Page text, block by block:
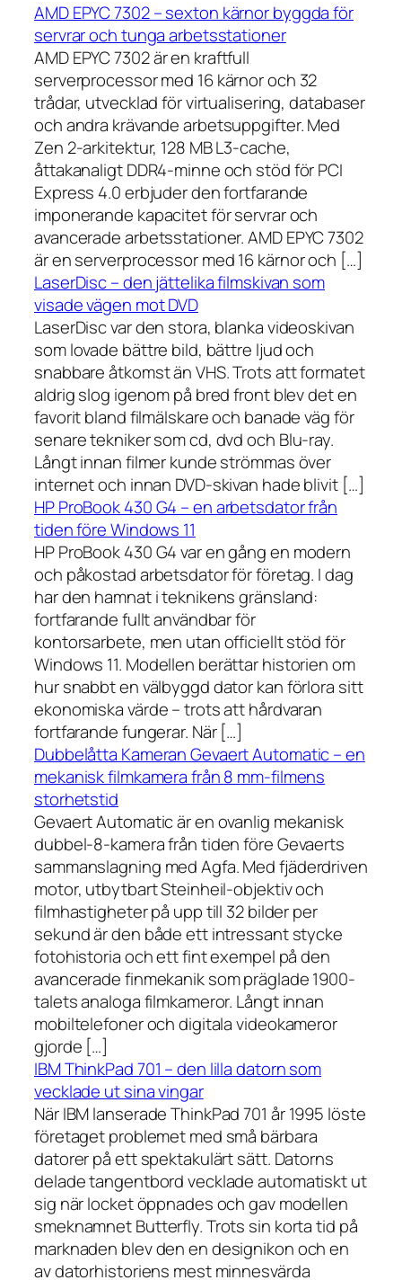
AMD EPYC 7302 – sexton kärnor byggda för
servrar och tunga arbetsstationer
AMD EPYC 7302 är en kraftfull
serverprocessor med 16 kärnor och 32
trådar, utvecklad för virtualisering, databaser
och andra krävande arbetsuppgifter. Med
Zen 2-arkitektur, 128 MB L3-cache,
åttakanaligt DDR4-minne och stöd för PCI
Express 4.0 erbjuder den fortfarande
imponerande kapacitet för servrar och
avancerade arbetsstationer. AMD EPYC 7302
är en serverprocessor med 16 kärnor och […]
LaserDisc – den jättelika filmskivan som
visade vägen mot DVD
LaserDisc var den stora, blanka videoskivan
som lovade bättre bild, bättre ljud och
snabbare åtkomst än VHS. Trots att formatet
aldrig slog igenom på bred front blev det en
favorit bland filmälskare och banade väg för
senare tekniker som cd, dvd och Blu-ray.
Långt innan filmer kunde strömmas över
internet och innan DVD-skivan hade blivit […]
HP ProBook 430 G4 – en arbetsdator från
tiden före Windows 11
HP ProBook 430 G4 var en gång en modern
och påkostad arbetsdator för företag. I dag
har den hamnat i teknikens gränsland:
fortfarande fullt användbar för
kontorsarbete, men utan officiellt stöd för
Windows 11. Modellen berättar historien om
hur snabbt en välbyggd dator kan förlora sitt
ekonomiska värde – trots att hårdvaran
fortfarande fungerar. När […]
Dubbelåtta Kameran Gevaert Automatic – en
mekanisk filmkamera från 8 mm-filmens
storhetstid
Gevaert Automatic är en ovanlig mekanisk
dubbel-8-kamera från tiden före Gevaerts
sammanslagning med Agfa. Med fjäderdriven
motor, utbytbart Steinheil-objektiv och
filmhastigheter på upp till 32 bilder per
sekund är den både ett intressant stycke
fotohistoria och ett fint exempel på den
avancerade finmekanik som präglade 1900-
talets analoga filmkameror. Långt innan
mobiltelefoner och digitala videokameror
gjorde […]
IBM ThinkPad 701 – den lilla datorn som
vecklade ut sina vingar
När IBM lanserade ThinkPad 701 år 1995 löste
företaget problemet med små bärbara
datorer på ett spektakulärt sätt. Datorns
delade tangentbord vecklade automatiskt ut
sig när locket öppnades och gav modellen
smeknamnet Butterfly. Trots sin korta tid på
marknaden blev den en designikon och en
av datorhistoriens mest minnesvärda